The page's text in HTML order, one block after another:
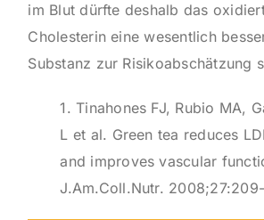
im Blut dürfte deshalb das
Cholesterin eine wesentlich
Substanz zur Risikoabschätzung
1. Tinahones FJ, Rubio MA,
L et al. Green tea reduces
and improves vascular
J.Am.Coll.Nutr.